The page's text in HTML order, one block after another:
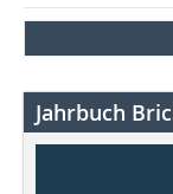
Jahrbuch